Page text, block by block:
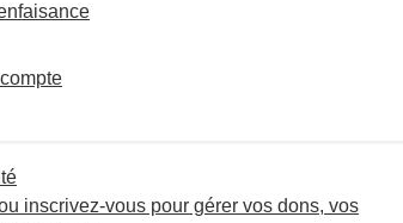
inscrivez-vous pour gérer vos dons, vos